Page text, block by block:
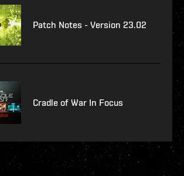
Patch Notes - Version 23.02
Cradle of War In Focus